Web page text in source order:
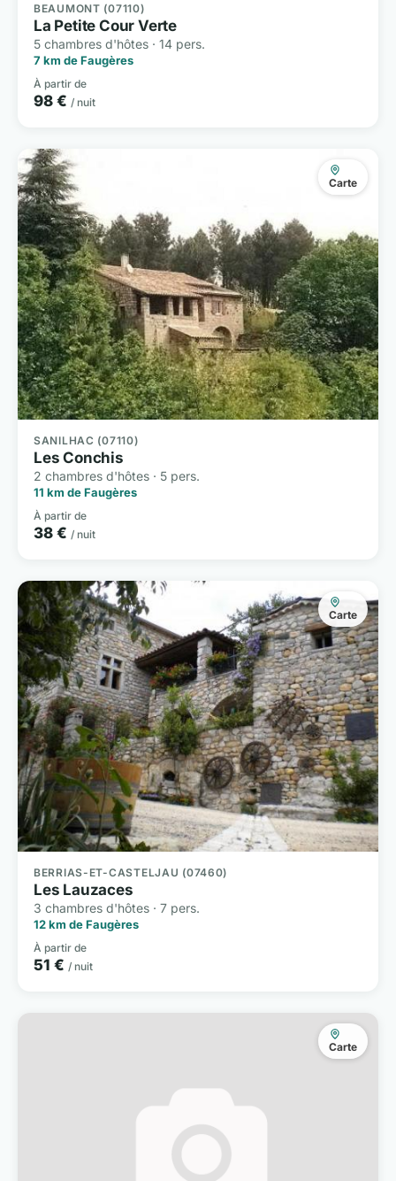
BEAUMONT (07110)
La Petite Cour Verte
5 chambres d'hôtes · 14 pers.
7 km de Faugères
À partir de
98 € / nuit
Carte
SANILHAC (07110)
Les Conchis
2 chambres d'hôtes · 5 pers.
11 km de Faugères
À partir de
38 € / nuit
Carte
BERRIAS-ET-CASTELJAU (07460)
Les Lauzaces
3 chambres d'hôtes · 7 pers.
12 km de Faugères
À partir de
51 € / nuit
Carte